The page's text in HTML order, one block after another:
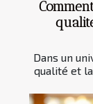
Dans un
qualité et